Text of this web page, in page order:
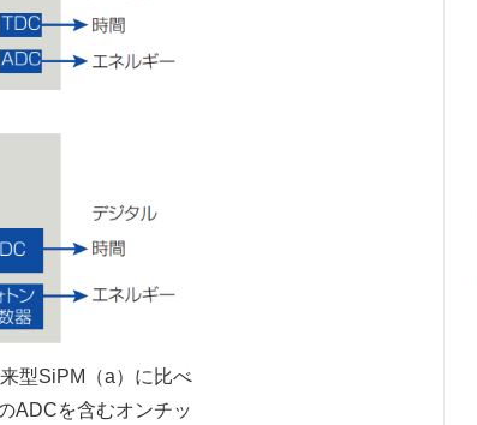
型SiPM（a）に比べ
ADCを含むオンチッ